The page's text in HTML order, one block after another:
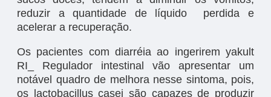
reduzir a quantidade de líquido perdida e
acelerar a recuperação.
Os pacientes com diarréia ao ingerirem yakult
RI_ Regulador intestinal vão apresentar um
notável quadro de melhora nesse sintoma, pois,
os lactobacillus casei são capazes de produzir